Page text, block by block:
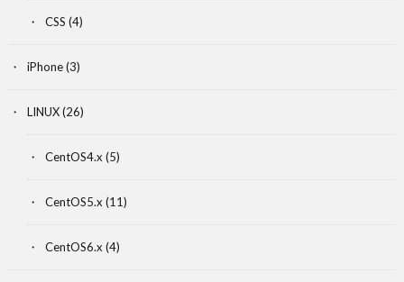
CSS (4)
iPhone(3)
LINUX(26)
CentOS4.x (5)
CentOS5.x (11)
CentOS6.x (4)